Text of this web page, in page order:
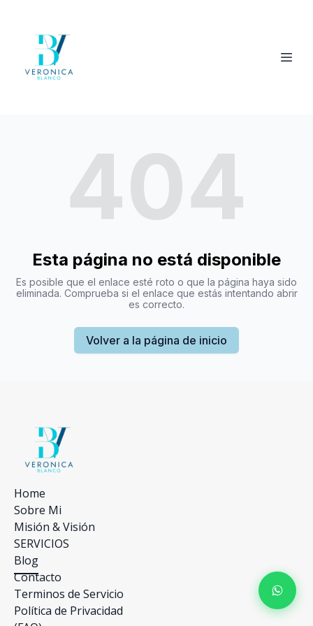
404
Esta página no está disponible
Es posible que el enlace esté roto o que la página haya sido
eliminada. Comprueba si el enlace que estás intentando abrir
es correcto.
Volver a la página de inicio
Home
Sobre Mi
Misión & Visión
SERVICIOS
Blog
Contacto
Terminos de Servicio
Política de Privacidad